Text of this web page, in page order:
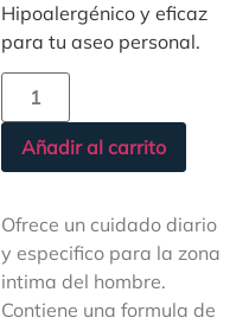
Hipoalergénico y eficaz
para tu aseo personal.
Añadir al carrito
Ofrece un cuidado diario
y especifico para la zona
intima del hombre.
Contiene una formula de